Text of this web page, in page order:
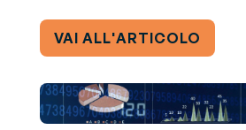
VAI ALL'ARTICOLO